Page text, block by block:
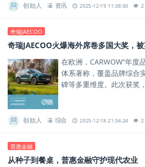
创始人 资讯 2025-12-19 11:38:50 2
奇瑞JAECOO
奇瑞JAECOO火爆海外席卷多国大奖，
在欧洲，CARWOW“年度
体系著称，覆盖品牌综合
碑等多重维度。此次获奖
创始人 综合 2025-12-18 21:34:24 2
普惠金融
从种子到餐桌，普惠金融守护现代农业